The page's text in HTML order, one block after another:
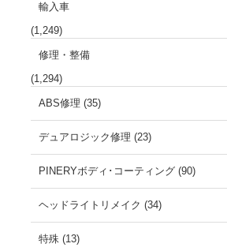
輸入車
(1,249)
修理・整備
(1,294)
ABS修理 (35)
デュアロジック修理 (23)
PINERYボディ･コーティング (90)
ヘッドライトリメイク (34)
特殊 (13)